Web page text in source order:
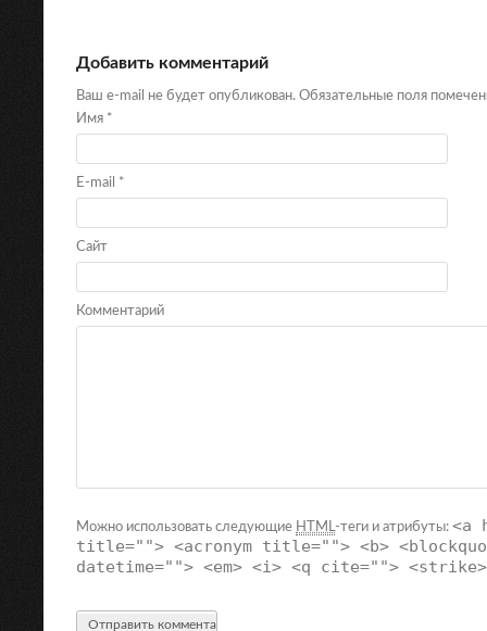
Добавить комментарий
Ваш e-mail не будет опубликован. Обязательные поля
Имя *
E-mail *
Сайт
Комментарий
Можно использовать следующие HTML -теги и атрибуты: <a
title=""> <acronym title=""> <b>
datetime=""> <em> <i> <q cite="">